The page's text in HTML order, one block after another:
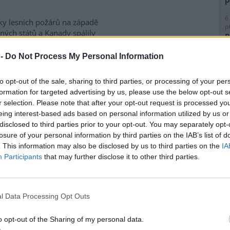
Do Not Process My Personal Information
opt-out of the sale, sharing to third parties, or processing of your
for targeted advertising by us, please use the below opt-out
selection. Please note that after your opt-out request is processed
interest-based ads based on personal information utilized by us
to third parties prior to your opt-out. You may separately
of your personal information by third parties on the IAB’s list of
This information may also be disclosed by us to third parties on the
Participants that may further disclose it to other third parties.
Data Processing Opt Outs
opt-out of the Sharing of my personal data.
lesních požárů na západě
států a Kanady spálily
státě Oregon o víkendu
čtverečních porostu,
tisíců lidí. V provincii
mezitím propukly nové
kterých udeřily v oblastech
premiéra Marka
k nejhorším v historii
sucho bude kvůli
změny zesílilo. Přestože